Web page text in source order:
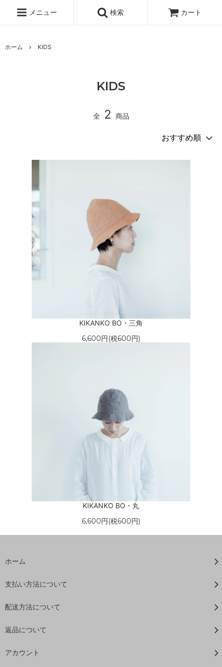
メニュー 検索 カート
ホーム KIDS
KIDS
全 2 商品
KIKANKO BO・三角
6,600円(税600円)
KIKANKO BO・丸
6,600円(税600円)
ホーム
支払い方法について
配送方法について
返品について
アカウント